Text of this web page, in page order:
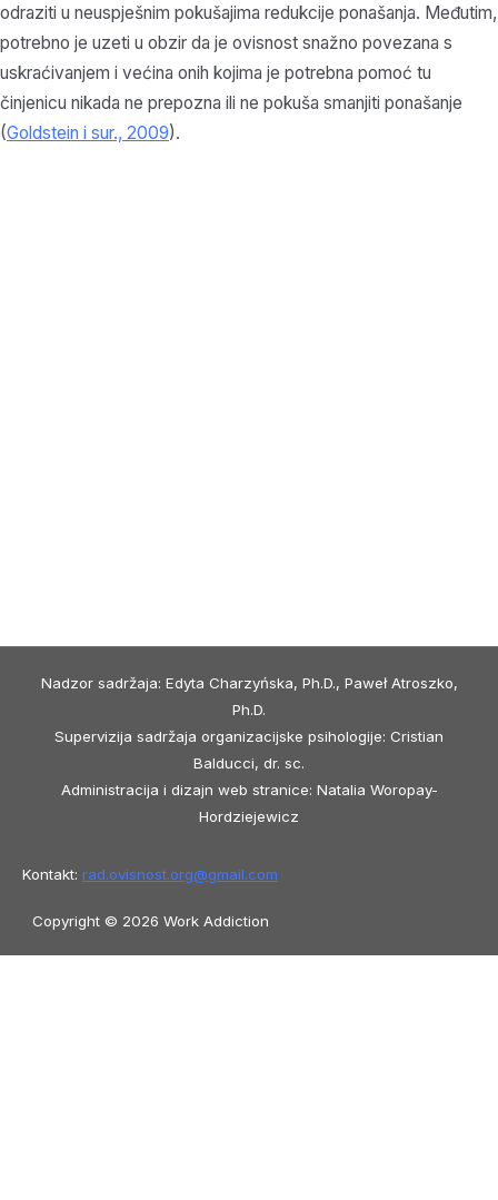
odraziti u neuspješnim pokušajima redukcije ponašanja. Međutim,
potrebno je uzeti u obzir da je ovisnost snažno povezana s
uskraćivanjem i većina onih kojima je potrebna pomoć tu
činjenicu nikada ne prepozna ili ne pokuša smanjiti ponašanje
(Goldstein i sur., 2009).
Nadzor sadržaja: Edyta Charzyńska, Ph.D., Paweł Atroszko,
Ph.D.
Supervizija sadržaja organizacijske psihologije: Cristian
Balducci, dr. sc.
Administracija i dizajn web stranice: Natalia Woropay-
Hordziejewicz
Kontakt: rad.ovisnost.org@gmail.com
Copyright © 2026 Work Addiction